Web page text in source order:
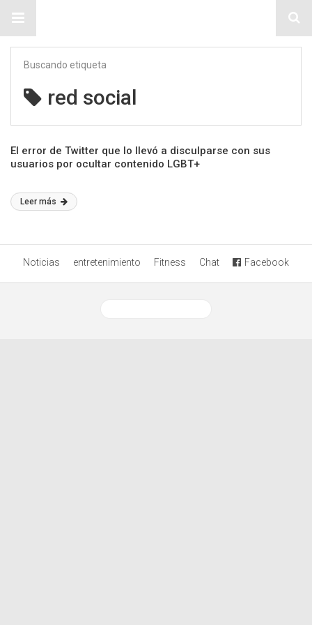
Buscando etiqueta
red social
El error de Twitter que lo llevó a disculparse con sus
usuarios por ocultar contenido LGBT+
Leer más
Noticias entretenimiento Fitness Chat Facebook